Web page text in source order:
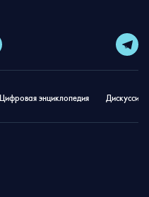
Цифровая энциклопедия